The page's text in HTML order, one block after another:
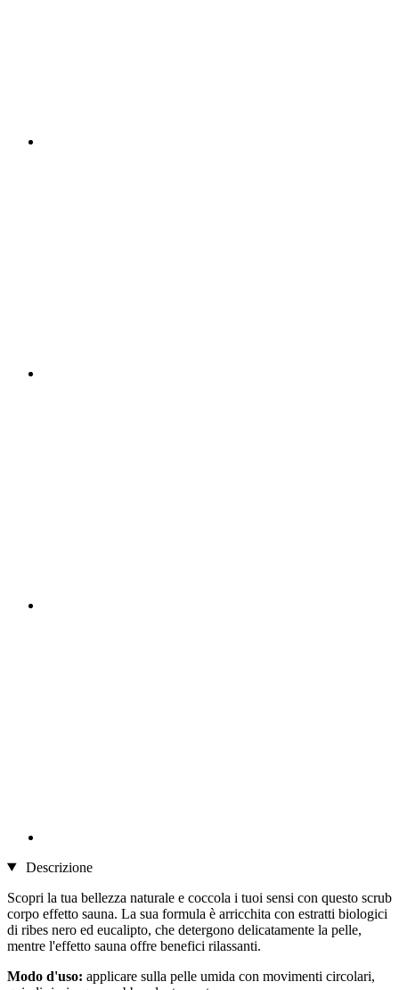
Descrizione
Scopri la tua bellezza naturale e coccola i tuoi sensi con questo scrub
corpo effetto sauna. La sua formula è arricchita con estratti biologici
di ribes nero ed eucalipto, che detergono delicatamente la pelle,
mentre l'effetto sauna offre benefici rilassanti.
Modo d'uso: applicare sulla pelle umida con movimenti circolari,